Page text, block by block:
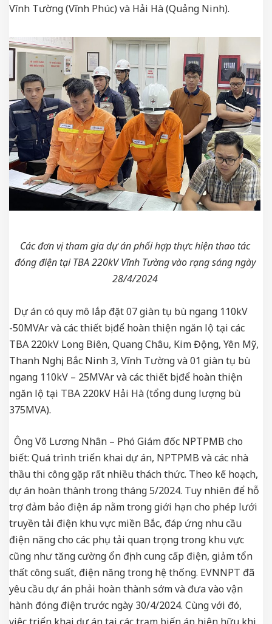
Vĩnh Tường (Vĩnh Phúc) và Hải Hà (Quảng Ninh).
Các đơn vị tham gia dự án phối hợp thực hiện thao tác
đóng điện tại TBA 220kV Vĩnh Tường vào rạng sáng ngày
28/4/2024
Dự án có quy mô lắp đặt 07 giàn tụ bù ngang 110kV
-50MVAr và các thiết bị để hoàn thiện ngăn lộ tại các
TBA 220kV Long Biên, Quang Châu, Kim Động, Yên Mỹ,
Thanh Nghị, Bắc Ninh 3, Vĩnh Tường và 01 giàn tụ bù
ngang 110kV – 25MVAr và các thiết bị để hoàn thiện
ngăn lộ tại TBA 220kV Hải Hà (tổng dung lượng bù
375MVA).
Ông Võ Lương Nhân – Phó Giám đốc NPTPMB cho
biết: Quá trình triển khai dự án, NPTPMB và các nhà
thầu thi công gặp rất nhiều thách thức. Theo kế hoạch,
dự án hoàn thành trong tháng 5/2024. Tuy nhiên để hỗ
trợ đảm bảo điện áp nằm trong giới hạn cho phép lưới
truyền tải điện khu vực miền Bắc, đáp ứng nhu cầu
điện năng cho các phụ tải quan trọng trong khu vực
cũng như tăng cường ổn định cung cấp điện, giảm tổn
thất công suất, điện năng trong hệ thống. EVNNPT đã
yêu cầu dự án phải hoàn thành sớm và đưa vào vận
hành đóng điện trước ngày 30/4/2024. Cùng với đó,